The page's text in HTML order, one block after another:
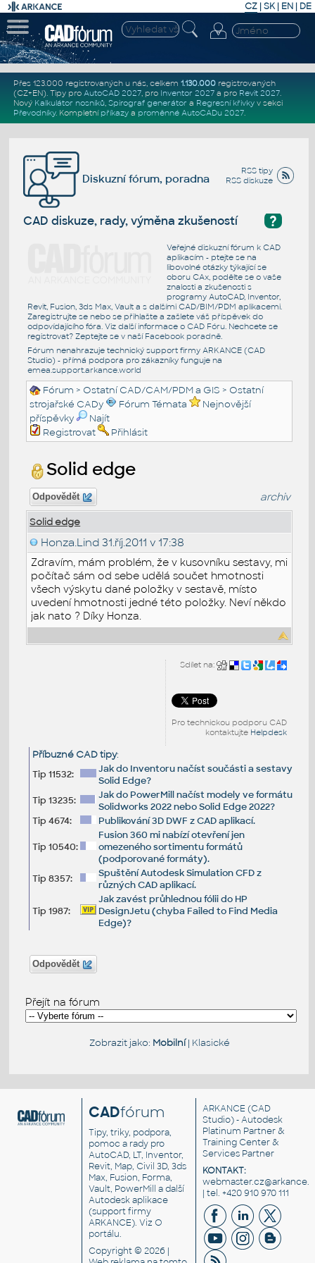
CZ | SK| EN | DE
Přes 123.000 registrovaných u nás, celkem 1.130.000registrovaných
(CZ+EN). Tipy pro AutoCAD 2027, pro Inventor 2027a pro Revit 2027.
Nový Kalkulátor nosníků, Spirograf generátor a Regresní křivkyv sekci
Převodníky. Kompletní příkazya proměnné AutoCADu 2027.
RSS tipy
RSS diskuze
Diskuzní fórum, poradna
?
CAD diskuze, rady, výměna zkušeností
Veřejné diskuzní fórum k CAD
aplikacím - ptejte se na
libovolné otázky týkající se
oboru CAx, podělte se o vaše
znalosti a zkušenosti s
programy AutoCAD, Inventor,
Revit, Fusion, 3ds Max, Vault a s dalšími CAD/BIM/PDM aplikacemi.
Zaregistrujte se nebo se přihlašte a zašlete váš příspěvek do
odpovídajícího fóra. Viz další informace o CAD Fóru. Nechcete se
registrovat? Zeptejte se v naší Facebook poradně.
Fórum nenahrazuje technický support firmy ARKANCE (CAD
Studio) - přímá podpora pro zákazníky funguje na
emea.support.arkance.world
Fórum > Ostatní CAD/CAM/PDM a GIS > Ostatní
strojařské CADy
Fórum Témata
Nejnovější
příspěvky
Najít
Registrovat
Přihlásit
Solid edge
Odpovědět archiv
Solid edge
Honza.Lind 31.říj.2011 v 17:38
Zdravím, mám problém, že v kusovníku sestavy, mi
počítač sám od sebe udělá součet hmotnosti
všech výskytu dané položky v sestavě, místo
uvedení hmotnosti jedné této položky. Neví někdo
jak nato ? Díky Honza.
Sdílet na:
Pro technickou podporu CAD
kontaktujte Helpdesk
Příbuzné CAD tipy:
Tip 11532:
Jak do Inventoru načíst součásti a sestavy
Solid Edge?
Tip 13235:
Jak do PowerMill načíst modely ve formátu
Solidworks 2022 nebo Solid Edge 2022?
Tip 4674:
Publikování 3D DWF z CAD aplikací.
Tip 10540:
Fusion 360 mi nabízí otevření jen
omezeného sortimentu formátů
(podporované formáty).
Tip 8357:
Spuštění Autodesk Simulation CFD z
různých CAD aplikací.
Tip 1987:
Jak zavést průhlednou fólii do HP
DesignJetu (chyba Failed to Find Media
Edge)?
Odpovědět
Přejít na fórum
Zobrazit jako: Mobilní| Klasické
CADfórum
Tipy, triky, podpora,
pomoc a rady pro
AutoCAD, LT, Inventor,
Revit, Map, Civil 3D, 3ds
Max, Fusion, Forma,
Vault, PowerMill a další
Autodesk aplikace
(support firmy
ARKANCE). VizO
portálu.
Copyright © 2026 |
ARKANCE (CAD
Studio) - Autodesk
Platinum Partner &
Training Center &
Services Partner
KONTAKT:
| tel. +420 910 970 111